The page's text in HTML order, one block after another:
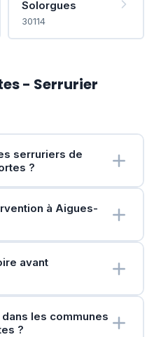
Solorgues
30114
- Serrurier
serruriers de
?
à Aigues-
avant
les communes
?